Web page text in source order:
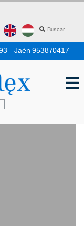
| Jaén 953870417